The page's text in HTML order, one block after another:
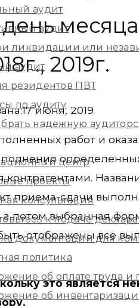
аудит
аудит
ликвидации или
аудит
резидентов ПВТ
по аудиту
надежную
центр
проекты
консультация
к подаче
документации для
политика
об оплате труда
об
2019г.
17 июня, 2019
работ и
приема-сдачи
потом выбранная
отображены все
это является